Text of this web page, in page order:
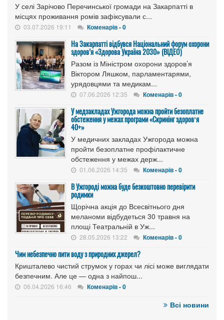
У селі Зарічово Перечинської громади на Закарпатті в
місцях проживання ромів зафіксували с...
03.07.2026 19:11 Коменарів - 0
На Закарпатті відбувся Національний форум охорони
здоров’я «Здорова Україна 2030» (ВІДЕО)
Разом із Міністром охорони здоров’я
Віктором Ляшком, парламентарями,
урядовцями та медикам...
07.06.2026 12:35 Коменарів - 0
У медзакладах Ужгорода можна пройти безоплатне
обстеження у межах програми «Скринінг здоровʼя
40+»
У медичних закладах Ужгорода можна
пройти безоплатне профілактичне
обстеження у межах держ...
01.06.2026 14:35 Коменарів - 0
В Ужгороді можна буде безкоштовно перевірити
родимки
Щорічна акція до Всесвітнього дня
меланоми відбудеться 30 травня на
площі Театральній в Уж...
28.05.2026 13:22 Коменарів - 0
Чим небезпечно пити воду з природних джерел?
Кришталево чистий струмок у горах чи лісі може виглядати
безпечним. Але це — одна з найпош...
06.04.2026 16:46 Коменарів - 0
Всі новини